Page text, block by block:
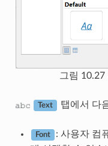
그림 10.27
Text 탭에서 다
Font
: 사용자 컴